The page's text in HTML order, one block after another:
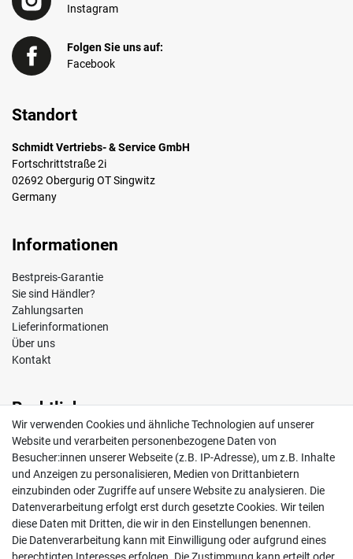
Instagram
Folgen Sie uns auf:
Facebook
Standort
Schmidt Vertriebs- & Service GmbH
Fortschrittstraße 2i
02692 Obergurig OT Singwitz
Germany
Informationen
Bestpreis-Garantie
Sie sind Händler?
Zahlungsarten
Lieferinformationen
Über uns
Kontakt
Rechtliches
Impressum
AGB
Widerrufsrecht
Datenschutz
Vertrag widerrufen
Mein Konto
Wir verwenden Cookies und ähnliche Technologien auf unserer
Website und verarbeiten personenbezogene Daten von
Besucher:innen unserer Webseite (z.B. IP-Adresse), um z.B. Inhalte
und Anzeigen zu personalisieren, Medien von Drittanbietern
einzubinden oder Zugriffe auf unsere Website zu analysieren. Die
Datenverarbeitung erfolgt erst durch gesetzte Cookies. Wir teilen
diese Daten mit Dritten, die wir in den Einstellungen benennen.
Die Datenverarbeitung kann mit Einwilligung oder aufgrund eines